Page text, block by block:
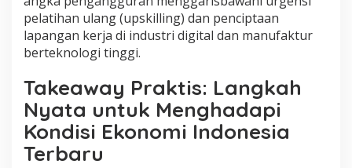
pelatihan ulang (upskilling) dan penciptaan
lapangan kerja di industri digital dan manufaktur
berteknologi tinggi.
Takeaway Praktis: Langkah
Nyata untuk Menghadapi
Kondisi Ekonomi Indonesia
Terbaru